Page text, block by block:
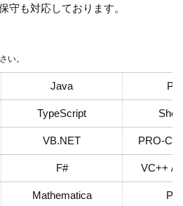
守も対応しております。
い。
Java
TypeScript
VB.NET PRO-C /
F# VC++ /
Mathematica